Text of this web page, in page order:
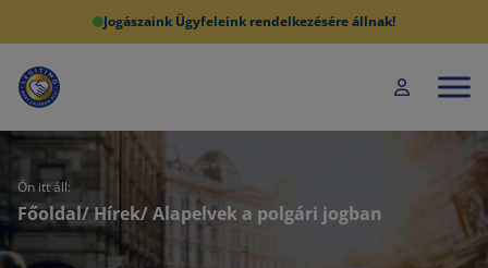
Jogászaink Ügyfeleink rendelkezésére állnak!
Ön itt áll:
Főoldal/Hírek/ Alapelvek a polgári jogban